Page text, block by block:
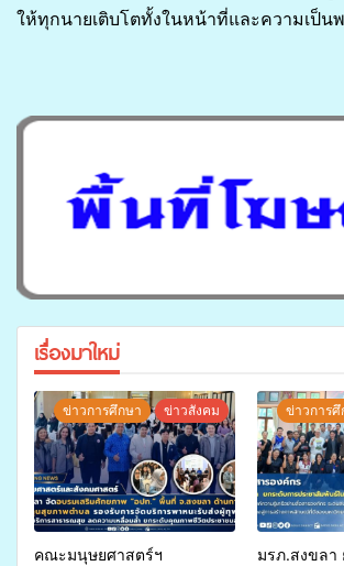
ให้ทุกนายเติบโตทั้งในหน้าที่และความเป็น
เรื่องมาใหม่
ข่าวการศึกษา ข่าวสังคม
คณะมนุษยศาสตร์ฯ
ข่าวการศึ
มรภ.สงขลา